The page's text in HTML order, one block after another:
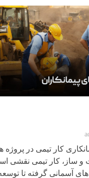
کار تیمی در پروژه
ساز، کار تیمی نقشی
آسمانی گرفته تا